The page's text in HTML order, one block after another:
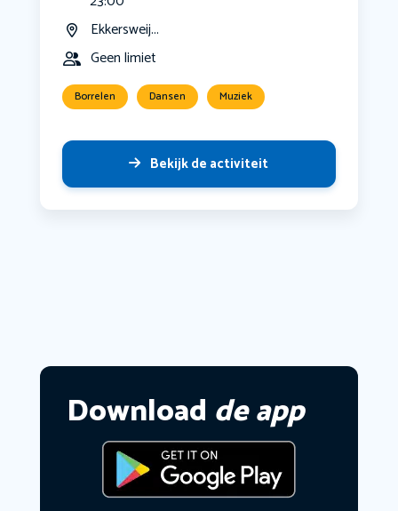
Ekkersweij...
Geen limiet
Borrelen Dansen Muziek
Bekijk de activiteit
Download de app